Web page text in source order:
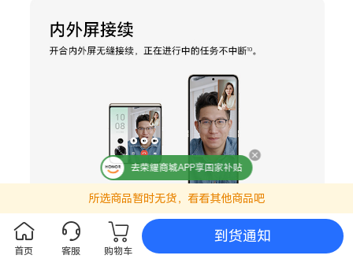
去荣耀商城APP享国家补贴
所选商品暂时无货，看看其他商品吧
首页 客服 购物车
到货通知